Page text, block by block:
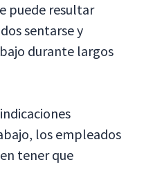
puede resultar
sentarse y
durante largos
los empleados
tener que